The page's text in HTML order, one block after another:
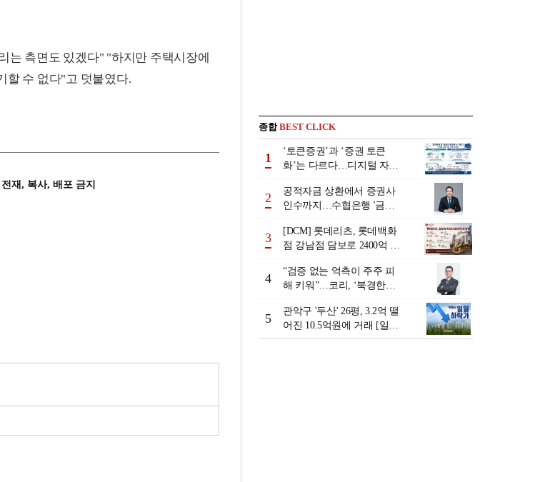
는 측면도 있겠다" "하지만 주택시장에
할 수 없다"고 덧붙였다.
재, 복사, 배포 금지
종합BEST CLICK
1
‘토큰증권’과 ‘증권 토큰
화’는 다르다…디지털 자본
2
공적자금 상환에서 증권사
인수까지…수협은행 '금융
행 금융그룹의 꿈①]
3
[DCM] 롯데리츠, 롯데백화
점 강남점 담보로 2400억 조
4
“검증 없는 억측이 주주 피
해 키워”…코리, ‘북경한미
5
관악구 '두산' 26평, 3.2억 떨
어진 10.5억원에 거래 [일일
하락가]